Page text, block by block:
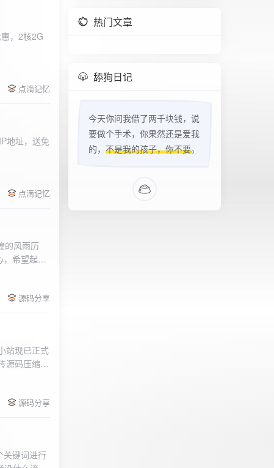
，2核2G
点滴记忆
地址，送免
点滴记忆
的风雨历
，希望起到
受我们的社
源码分享
站现已正式
源码压缩包
源码分享
关键词进行
热门文章
舔狗日记
今天你问我借了两千块钱，说
要做个手术，你果然还是爱我
的， 不是我的孩子，你不要。